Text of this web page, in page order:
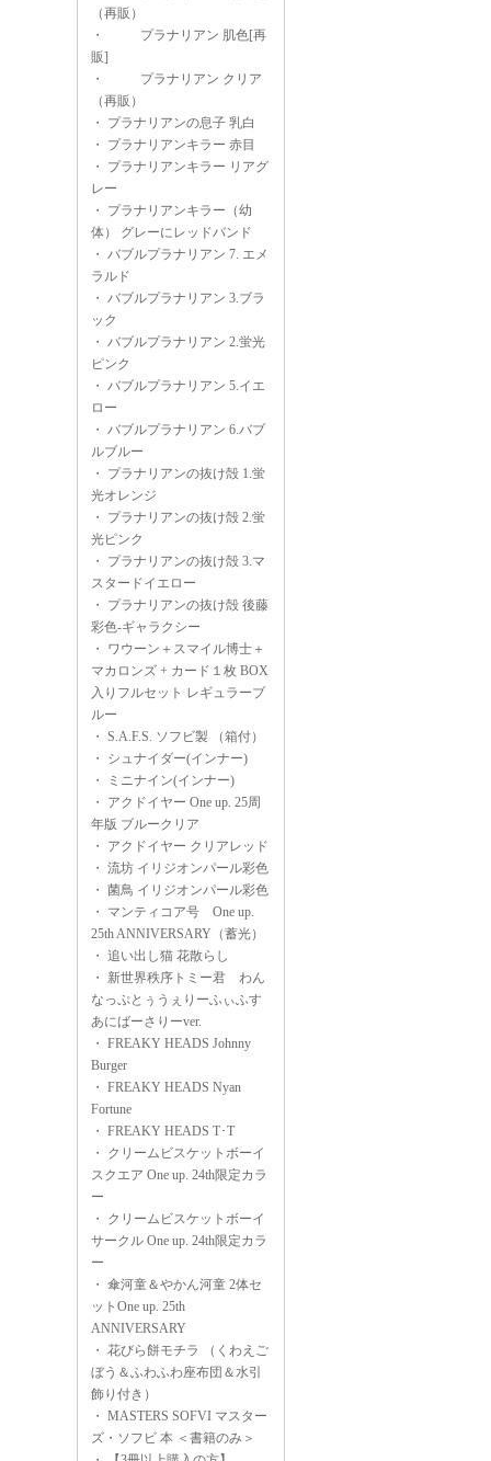
（再販）
・
プラナリアン 肌色[再
販]
・
プラナリアン クリア
（再販）
・ プラナリアンの息子 乳白
・ プラナリアンキラー 赤目
・ プラナリアンキラー リアグ
レー
・ プラナリアンキラー（幼
体） グレーにレッドバンド
・ バブルプラナリアン 7. エメ
ラルド
・ バブルプラナリアン 3.ブラ
ック
・ バブルプラナリアン 2.蛍光
ピンク
・ バブルプラナリアン 5.イエ
ロー
・ バブルプラナリアン 6.バブ
ルブルー
・ プラナリアンの抜け殻 1.蛍
光オレンジ
・ プラナリアンの抜け殻 2.蛍
光ピンク
・ プラナリアンの抜け殻 3.マ
スタードイエロー
・ プラナリアンの抜け殻 後藤
彩色-ギャラクシー
・ ワウーン＋スマイル博士＋
マカロンズ + カード１枚 BOX
入りフルセット レギュラーブ
ルー
・ S.A.F.S. ソフビ製 （箱付）
・ シュナイダー(インナー)
・
ミニナイン(インナー)
・ アクドイヤー One up. 25周
年版 ブルークリア
・ アクドイヤー クリアレッド
・ 流坊 イリジオンパール彩色
・ 菌鳥 イリジオンパール彩色
・ マンティコア号 One up.
25th ANNIVERSARY（蓄光）
・ 追い出し猫 花散らし
・ 新世界秩序トミー君 わん
なっぷとぅうぇりーふぃふす
あにばーさりーver.
・ FREAKY HEADS Johnny
Burger
・ FREAKY HEADS Nyan
Fortune
・ FREAKY HEADS T･T
・ クリームビスケットボーイ
スクエア One up. 24th限定カラ
ー
・ クリームビスケットボーイ
サークル One up. 24th限定カラ
ー
・ 傘河童＆やかん河童 2体セ
ットOne up. 25th
ANNIVERSARY
・ 花びら餅モチラ （くわえご
ぼう＆ふわふわ座布団＆水引
飾り付き）
・ MASTERS SOFVI マスター
ズ・ソフビ 本 ＜書籍のみ＞